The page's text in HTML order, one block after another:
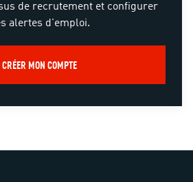
de recrutement et configurer
alertes d'emploi.
CRÉER MON COMPTE